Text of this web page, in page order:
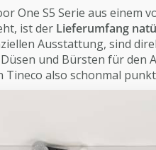
One S5 Serie aus einem
ist der Lieferumfang
Ausstattung, sind
und Bürsten für
also schonmal